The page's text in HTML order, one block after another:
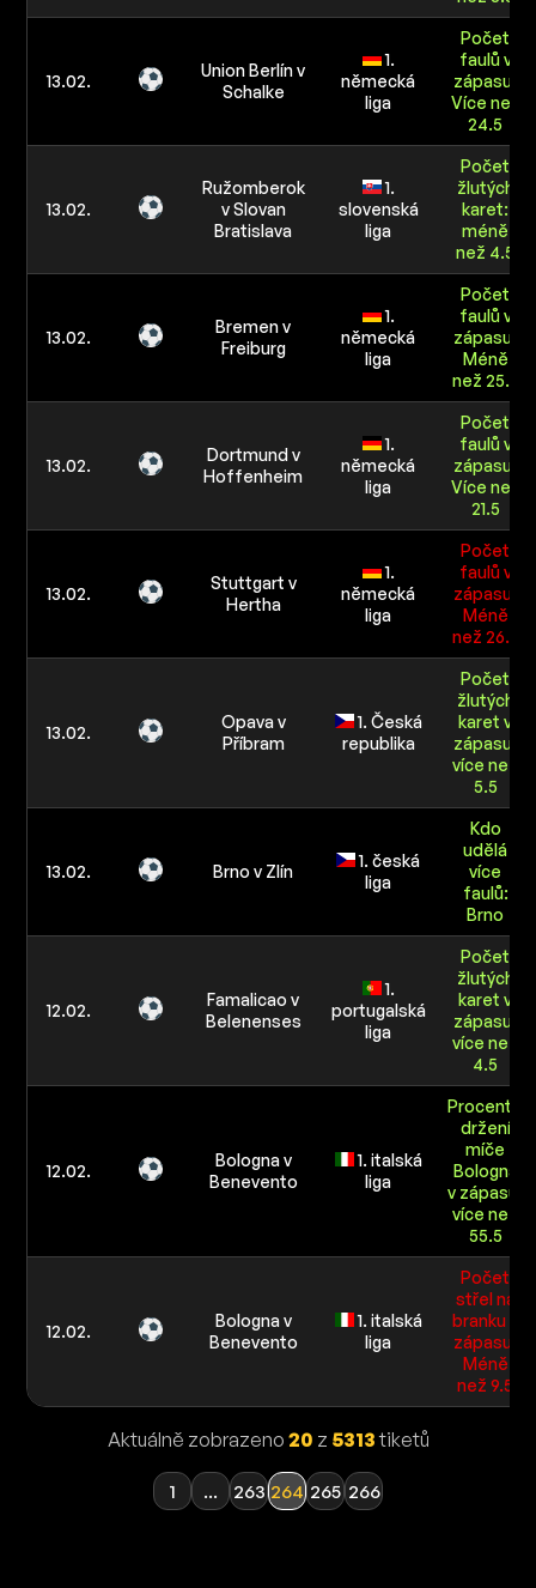
13.02.
Union Berlín v
Schalke
1.
německá
liga
Počet
faulů v
zápasu:
Více než
24.5
13.02.
Ružomberok
v Slovan
Bratislava
1.
slovenská
liga
Počet
žlutých
karet:
méně
než 4.5
13.02.
Bremen v
Freiburg
1.
německá
liga
Počet
faulů v
zápasu:
Méně
než 25.5
13.02.
Dortmund v
Hoffenheim
1.
německá
liga
Počet
faulů v
zápasu:
Více než
21.5
13.02.
Stuttgart v
Hertha
1.
německá
liga
Počet
faulů v
zápasu:
Méně
než 26.5
13.02.
Opava v
Příbram
1. Česká
republika
Počet
žlutých
karet v
zápasu:
více než
5.5
13.02. Brno v Zlín
1. česká
liga
Kdo
udělá
více
faulů:
Brno
12.02.
Famalicao v
Belenenses
1.
portugalská
liga
Počet
žlutých
karet v
zápasu:
více než
4.5
12.02.
Bologna v
Benevento
1. italská
liga
Procento
držení
míče
Bologna
v zápasu:
více než
55.5
12.02.
Bologna v
Benevento
1. italská
liga
Počet
střel na
branku v
zápasu:
Méně
než 9.5
Aktuálně zobrazeno 20 z 5313tiketů
1 ... 263 264 265 266